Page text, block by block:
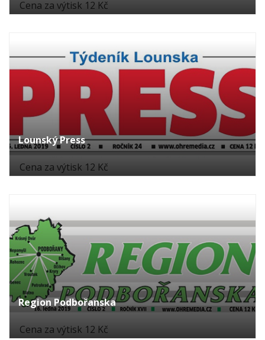
Cena za výtisk 12 Kč
Lounský Press
Cena za výtisk 12 Kč
Region Podbořanska
Cena za výtisk 12 Kč